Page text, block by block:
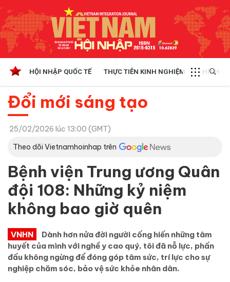
HỘI NHẬP QUỐC TẾ THỰC TIỄN KINH NGHIỆM CHÍNH
Đổi mới sáng tạo
25/02/2026 lúc 13:00 (GMT)
Theo dõi Vietnamhoinhap trên
Bệnh viện Trung ương Quân
đội 108: Những kỷ niệm
không bao giờ quên
VNHN
Dành hơn nửa đời người cống hiến những tâm
huyết của mình với nghề y cao quý, tôi đã nỗ lực, phấn
đấu không ngừng để đóng góp tâm sức, trí lực cho sự
nghiệp chăm sóc, bảo vệ sức khỏe nhân dân.